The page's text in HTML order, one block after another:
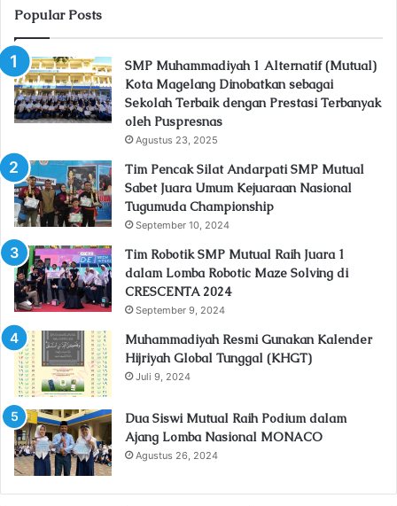
Popular Posts
SMP Muhammadiyah 1 Alternatif (Mutual)
Kota Magelang Dinobatkan sebagai
Sekolah Terbaik dengan Prestasi Terbanyak
oleh Puspresnas
Agustus 23, 2025
Tim Pencak Silat Andarpati SMP Mutual
Sabet Juara Umum Kejuaraan Nasional
Tugumuda Championship
September 10, 2024
Tim Robotik SMP Mutual Raih Juara 1
dalam Lomba Robotic Maze Solving di
CRESCENTA 2024
September 9, 2024
Muhammadiyah Resmi Gunakan Kalender
Hijriyah Global Tunggal (KHGT)
Juli 9, 2024
Dua Siswi Mutual Raih Podium dalam
Ajang Lomba Nasional MONACO
Agustus 26, 2024